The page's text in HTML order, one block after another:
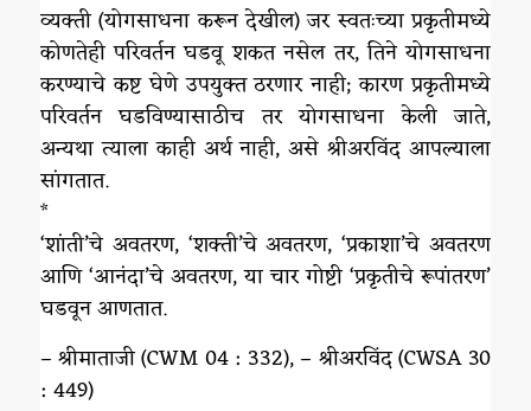
व्यक्ती (योगसाधना करून देखील) जर स्वतःच्या प्रकृतीमध्ये
कोणतेही परिवर्तन घडवू शकत नसेल तर, तिने योगसाधना
करण्याचे कष्ट घेणे उपयुक्त ठरणार नाही; कारण प्रकृतीमध्ये
परिवर्तन घडविण्यासाठीच तर योगसाधना केली जाते,
अन्यथा त्याला काही अर्थ नाही, असे श्रीअरविंद आपल्याला
सांगतात.
*
‘शांती’चे अवतरण, ‘शक्ती’चे अवतरण, ‘प्रकाशा’चे अवतरण
आणि ‘आनंदा’चे अवतरण, या चार गोष्टी ‘प्रकृतीचे रूपांतरण’
घडवून आणतात.
– श्रीमाताजी (CWM 04 : 332), – श्रीअरविंद (CWSA 30
: 449)